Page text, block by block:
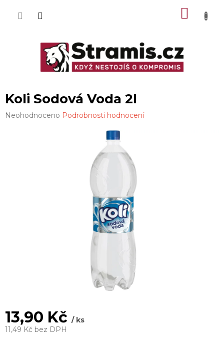
Koli Sodová Voda 2l
Průměrné
Neohodnoceno Podrobnosti hodnocení
13,90 Kč/ ks
11,49 Kč bez DPH